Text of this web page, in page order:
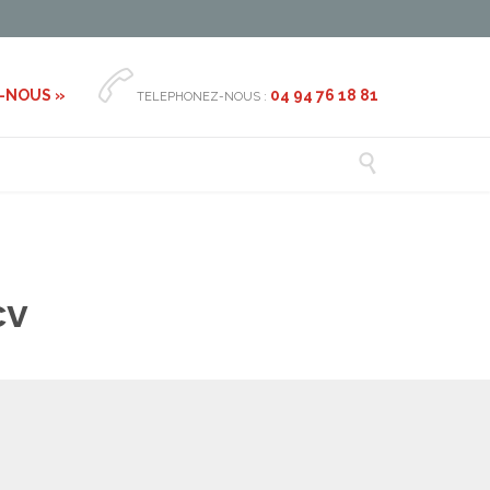
NOUS »  TELEPHONEZ-NOUS : 04 94 76 18 81
